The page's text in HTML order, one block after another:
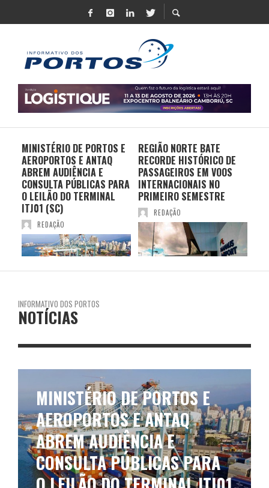
MINISTÉRIO DE PORTOS E
AEROPORTOS E ANTAQ
ABREM AUDIÊNCIA E
CONSULTA PÚBLICAS PARA
O LEILÃO DO TERMINAL
ITJ01 (SC)
REDAÇÃO
REGIÃO NORTE BATE
RECORDE HISTÓRICO DE
PASSAGEIROS EM VOOS
INTERNACIONAIS NO
PRIMEIRO SEMESTRE
REDAÇÃO
INFORMATIVO DOS PORTOS
NOTÍCIAS
MINISTÉRIO DE PORTOS E
AEROPORTOS E ANTAQ
ABREM AUDIÊNCIA E
CONSULTA PÚBLICAS PARA